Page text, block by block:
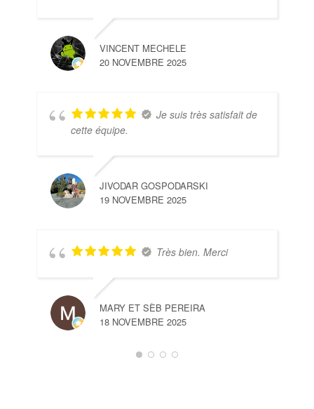
VINCENT MECHELE
20 NOVEMBRE 2025
Je suis très satisfait de
cette équipe.
JIVODAR GOSPODARSKI
19 NOVEMBRE 2025
Très bien. Merci
MARY ET SÈB PEREIRA
18 NOVEMBRE 2025